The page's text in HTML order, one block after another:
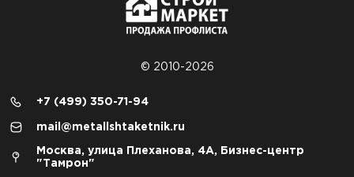
© 2010-2026
+7 (499) 350-71-94
mail@metallshtaketnik.ru
Москва, улица Плеханова, 4А, Бизнес-центр
"Тамрон"